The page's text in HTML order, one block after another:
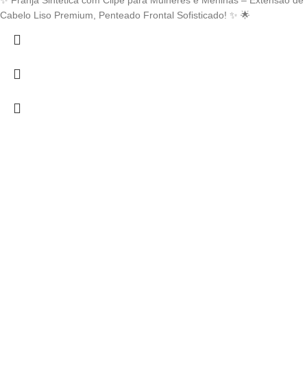
€ 15,06
Cabelo Liso Premium, Penteado Frontal Sofisticado! ✨ 🌟